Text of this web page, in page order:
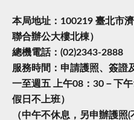
本局地址：100219 臺北市
聯合辦公大樓北棟）
總機電話：(02)2343-2888
服務時間：申請護照、簽證
一至週五 上午08：30－下
假日不上班）
（中午不休息，另申辦護照